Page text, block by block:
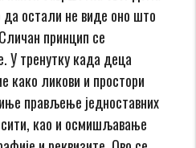
да остали не виде оно што
принцип се
У тренутку када деца
како ликови и простори
прављење једноставних
као и осмишљавање